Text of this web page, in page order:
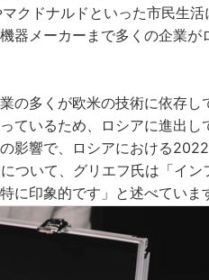
クドナルドといった市民生
器メーカーまで多くの企業が
の多くが欧米の技術に依存し
ているため、ロシアに進出し
影響で、ロシアにおける
ついて、グリエフ氏は「イン
に印象的です」と述べていま